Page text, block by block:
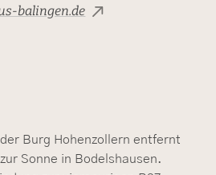
balingen.de
Burg Hohenzollern entfernt
Sonne in Bodelshausen.